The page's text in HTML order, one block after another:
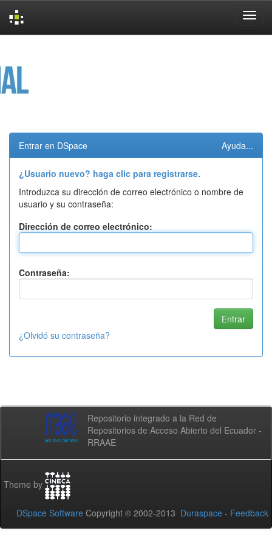
Entrar en DSpace Ayuda...
¿Usuario nuevo? haga clic para registrarse.
Introduzca su dirección de correo electrónico o nombre de
usuario y su contraseña:
Dirección de correo electrónico:
Contraseña:
¿Olvidó su contraseña?
Repositorio integrado a la Red de
Repositorios de Acceso Abierto del Ecuador -
RRAAE
Theme by
DSpace Software Copyright © 2002-2013 Duraspace - Feedback